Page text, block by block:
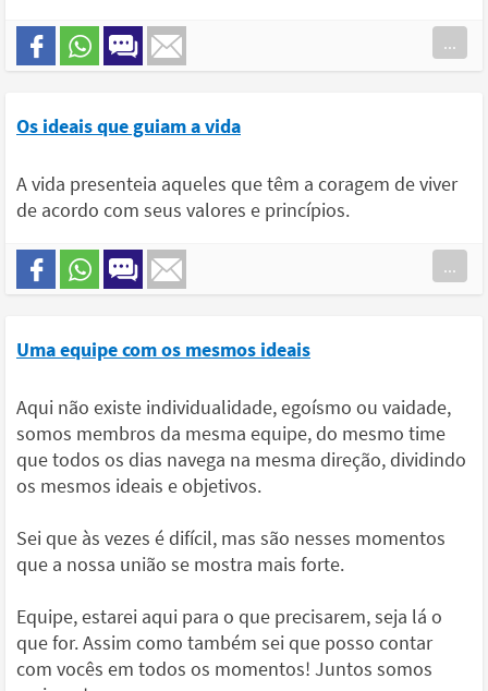
...
Os ideais que guiam a vida
A vida presenteia aqueles que têm a coragem de viver
de acordo com seus valores e princípios.
...
Uma equipe com os mesmos ideais
Aqui não existe individualidade, egoísmo ou vaidade,
somos membros da mesma equipe, do mesmo time
que todos os dias navega na mesma direção, dividindo
os mesmos ideais e objetivos.
Sei que às vezes é difícil, mas são nesses momentos
que a nossa união se mostra mais forte.
Equipe, estarei aqui para o que precisarem, seja lá o
que for. Assim como também sei que posso contar
com vocês em todos os momentos! Juntos somos